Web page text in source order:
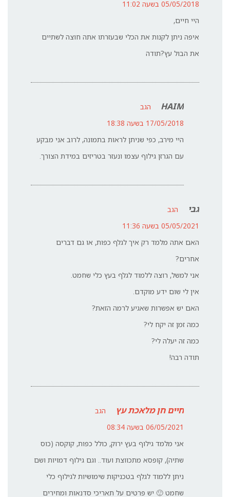
05/05/2018 בשעה 11:02
היי חיים,
איפה ניתן לקנות את הכלי שבעזרתו אתה חוצה לשתיים
את הבול עץ?תודה
HAIM
הגב
17/05/2018 בשעה 18:38
היי מירב, כפי שניתן לראות בתמונה, לרוב אני מבקע
עם הגרזן גילוף עצמו ונעזר בטריזים במידת הצורך.
גבי
הגב
05/05/2021 בשעה 11:36
האם אתה מלמד רק איך לגלף כפות, או גם דברים
אחרים?
אני למשל, רוצה ללמוד לגלף בעץ כלי שחמט.
אין לי שום ידע מוקדם.
האם יש אפשרות שאגיע לרמה הזאת?
כמה זמן זה יקח לי?
כמה זה יעלה לי?
תודה רבה!
חיים חן מלאכת עץ
הגב
06/05/2021 בשעה 08:34
אני מלמד גילוף בעץ ירוק, כולל כפות, קוקסה (כוס
שתיה), קופסא מתכווצת ועוד.. וגם גילוף דמויות ושם
ניתן ללמוד לגלף בטכניקות שימושיות לגילוף כלי
שחמט 🙂 יש פרטים על תאריכי סדנאות ומחירים